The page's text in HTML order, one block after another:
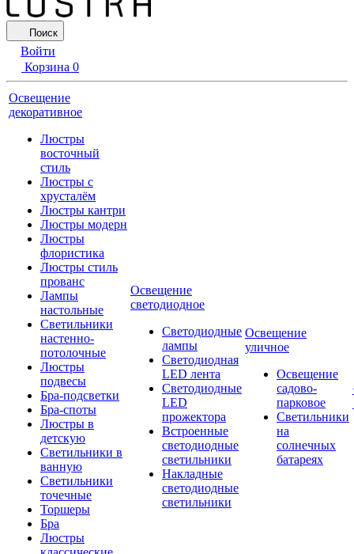
Поиск
Войти
Корзина 0
Освещение
декоративное
Люстры
восточный
стиль
Люстры с
хрусталём
Люстры кантри
Люстры модерн
Люстры
флористика
Люстры стиль
прованс
Лампы
настольные
Светильники
настенно-
потолочные
Люстры
подвесы
Бра-подсветки
Бра-споты
Люстры в
детскую
Светильники в
ванную
Светильники
точечные
Торшеры
Бра
Люстры
Освещение
светодиодное
Светодиодные
лампы
Светодиодная
LED лента
Светодиодные
LED
прожектора
Встроенные
светодиодные
светильники
Накладные
светодиодные
светильники
Освещение
уличное
Освещение
садово-
парковое
Светильники
на
солнечных
батареях